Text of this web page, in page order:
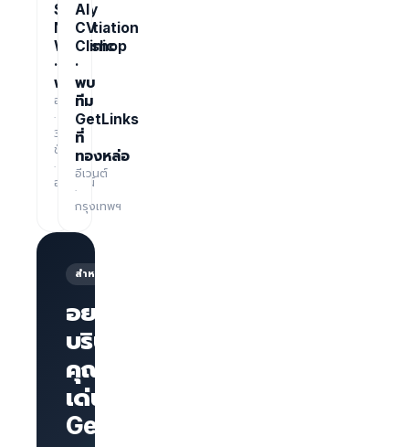
Salary
Negotiation
Workshop
·
ฟรี
อบรม
·
3
ชั่วโมง
·
ออนไลน์
AI
CV
Clinic
·
พบ
ทีม
GetLinks
ที่
ทองหล่อ
อีเวนต์
·
กรุงเทพฯ
สำหรับนายจ้าง
อยากให้
บริษัทของ
คุณโดด
เด่นบน
GetLinks?